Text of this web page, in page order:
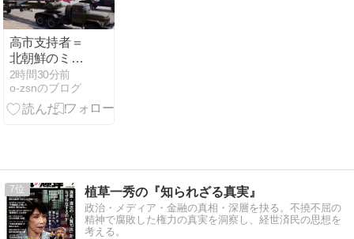
高市支持者＝
北朝鮮のミサ
イルを肯定す
る存在でし
た！！
2時間30分前
o-zsnのブログ
7 植草一秀の『知られざる真実』
政治・メディア・金融の真相・深層を抉る。不撓不屈の
精神で腐敗した権力の真実を洞察し、経世済民の思想を
考える。